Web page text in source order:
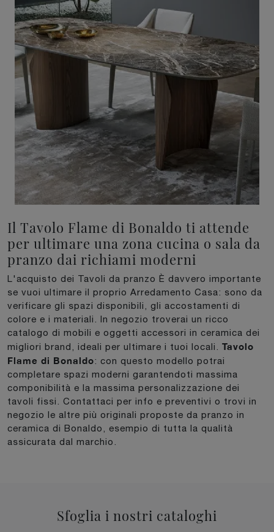
Il Tavolo Flame di Bonaldo ti attende
per ultimare una zona cucina o sala da
pranzo dai richiami moderni
L'acquisto dei Tavoli da pranzo È davvero importante
se vuoi ultimare il proprio Arredamento Casa: sono da
verificare gli spazi disponibili, gli accostamenti di
colore e i materiali. In negozio troverai un ricco
catalogo di mobili e oggetti accessori in ceramica dei
migliori brand, ideali per ultimare i tuoi locali. Tavolo
Flame di Bonaldo: con questo modello potrai
completare spazi moderni garantendoti massima
componibilità e la massima personalizzazione dei
tavoli fissi. Contattaci per info e preventivi o trovi in
negozio le altre più originali proposte da pranzo in
ceramica di Bonaldo, esempio di tutta la qualità
assicurata dal marchio.
Sfoglia i nostri cataloghi